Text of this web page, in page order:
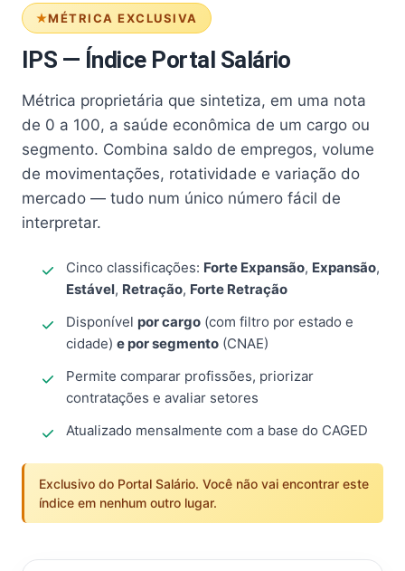
MÉTRICA EXCLUSIVA
IPS — Índice Portal Salário
Métrica proprietária que sintetiza, em uma nota
de 0 a 100, a saúde econômica de um cargo ou
segmento. Combina saldo de empregos, volume
de movimentações, rotatividade e variação do
mercado — tudo num único número fácil de
interpretar.
Cinco classificações: Forte Expansão, Expansão,
Estável, Retração, Forte Retração
Disponível por cargo (com filtro por estado e
cidade) e por segmento (CNAE)
Permite comparar profissões, priorizar
contratações e avaliar setores
Atualizado mensalmente com a base do CAGED
Exclusivo do Portal Salário. Você não vai encontrar este
índice em nenhum outro lugar.